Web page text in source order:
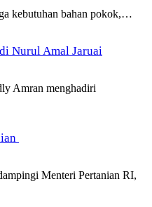
kebutuhan bahan pokok,…
Nurul Amal Jaruai
Amran menghadiri
Menteri Pertanian RI,